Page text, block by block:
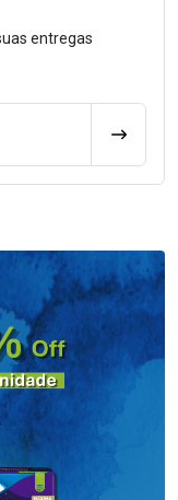
entregas